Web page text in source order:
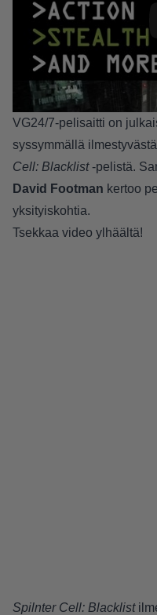
VG24/7-pelisaitti on
syssymmällä
Cell: Blacklist-pelistä.
David Footman kertoo
yksityiskohtia.
Tsekkaa video ylhäältä!
Spilnter Cell: Blacklist